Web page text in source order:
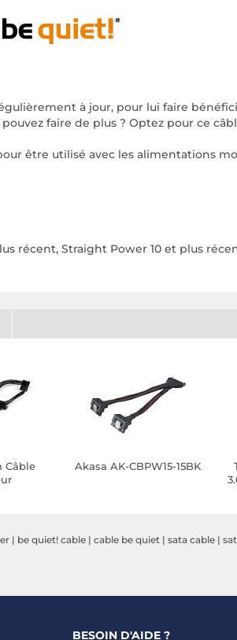
à jour, pour lui faire
faire de plus ? Optez pour ce
être utilisé avec les alimentations
récent, Straight Power 10 et plus
Câble
Akasa AK-CBPW15-15BK
| be quiet! cable | cable be quiet | sata cable |
BESOIN D'AIDE ?